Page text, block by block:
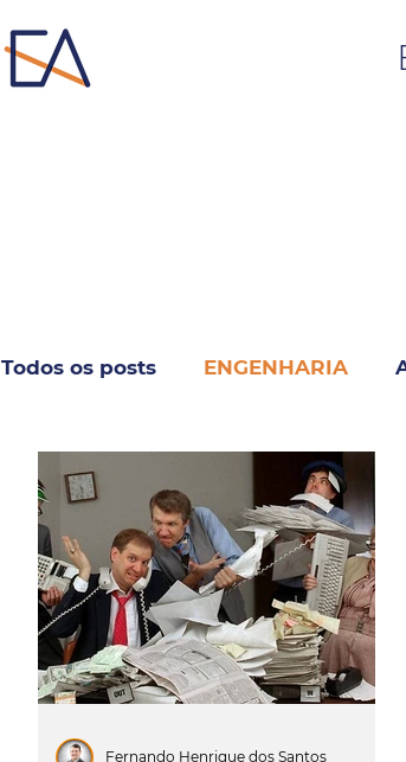
Todos os posts ENGENHARIA
INFORMÁTICA & TELECOM
INOVAÇÃO & SUSTENTABILIDADE
CIÊNCIA & SAÚDE OPINIÃO &
PROJECTOS & OBRAS
Fernando Henrique dos Santos